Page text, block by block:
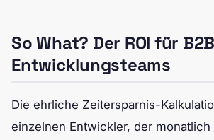
So What? Der ROI für
Entwicklungsteams
Die ehrliche Zeitersparnis-
einzelnen Entwickler, der